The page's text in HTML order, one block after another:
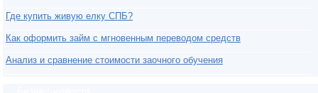
Где купить живую елку СПБ?
Как оформить займ с мгновенным переводом средств
Анализ и сравнение стоимости заочного обучения